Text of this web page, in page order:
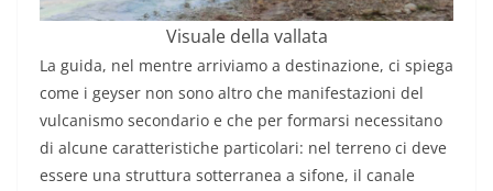
Visuale della vallata
La guida, nel mentre arriviamo a destinazione, ci spiega
come i geyser non sono altro che manifestazioni del
vulcanismo secondario e che per formarsi necessitano
di alcune caratteristiche particolari: nel terreno ci deve
essere una struttura sotterranea a sifone, il canale